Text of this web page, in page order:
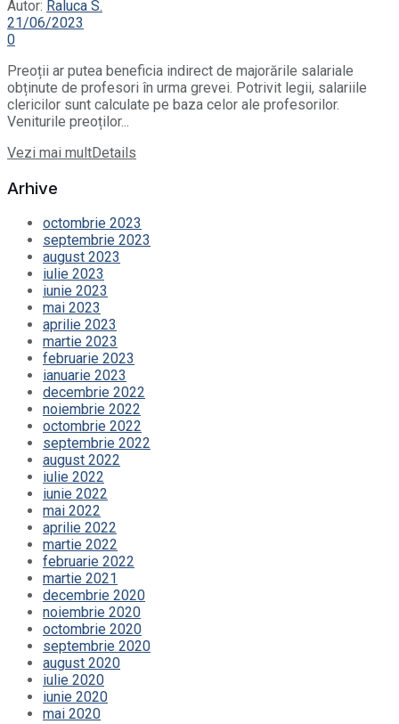
Autor: Raluca S.
21/06/2023
0
Preoții ar putea beneficia indirect de majorările salariale
obținute de profesori în urma grevei. Potrivit legii, salariile
clericilor sunt calculate pe baza celor ale profesorilor.
Veniturile preoților...
Vezi mai multDetails
Arhive
octombrie 2023
septembrie 2023
august 2023
iulie 2023
iunie 2023
mai 2023
aprilie 2023
martie 2023
februarie 2023
ianuarie 2023
decembrie 2022
noiembrie 2022
octombrie 2022
septembrie 2022
august 2022
iulie 2022
iunie 2022
mai 2022
aprilie 2022
martie 2022
februarie 2022
martie 2021
decembrie 2020
noiembrie 2020
octombrie 2020
septembrie 2020
august 2020
iulie 2020
iunie 2020
mai 2020